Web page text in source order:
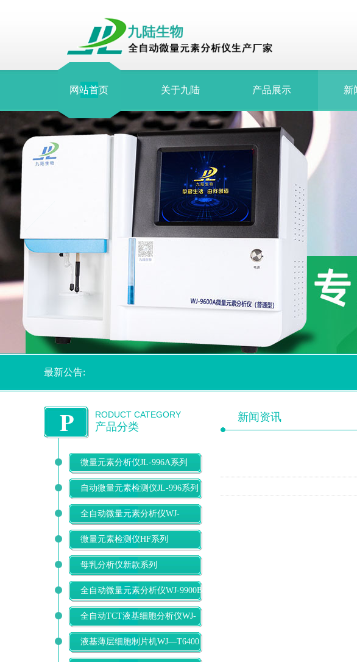
网站首页 关于九陆 产品展示 新
最新公告:
P RODUCT CATEGORY
产品分类
微量元素分析仪JL-996A系列
自动微量元素检测仪JL-996系列
全自动微量元素分析仪WJ-
9600D系列
微量元素检测仪HF系列
母乳分析仪新款系列
全自动微量元素分析仪WJ-9900B
全自动TCT液基细胞分析仪WJ-
T500
液基薄层细胞制片机WJ—T6400
新闻资讯